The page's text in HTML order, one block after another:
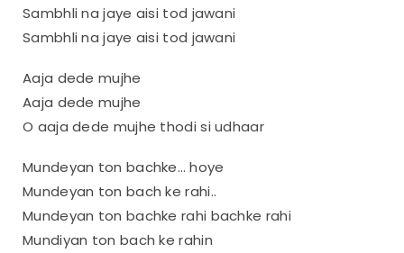
Sambhli na jaye aisi tod jawani
Sambhli na jaye aisi tod jawani
Aaja dede mujhe
Aaja dede mujhe
O aaja dede mujhe thodi si udhaar
Mundeyan ton bachke… hoye
Mundeyan ton bach ke rahi..
Mundeyan ton bachke rahi bachke rahi
Mundiyan ton bach ke rahin